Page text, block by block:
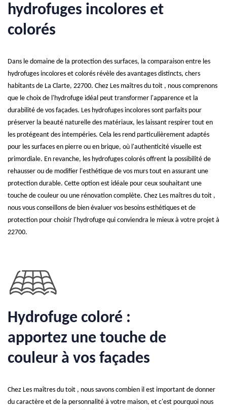
hydrofuges incolores et
colorés
Dans le domaine de la protection des surfaces, la comparaison entre les
hydrofuges incolores et colorés révèle des avantages distincts, chers
habitants de La Clarte, 22700. Chez Les maîtres du toit , nous comprenons
que le choix de l'hydrofuge idéal peut transformer l'apparence et la
durabilité de vos façades. Les hydrofuges incolores sont parfaits pour
préserver la beauté naturelle des matériaux, les laissant respirer tout en
les protégeant des intempéries. Cela les rend particulièrement adaptés
pour les surfaces en pierre ou en brique, où l'authenticité visuelle est
primordiale. En revanche, les hydrofuges colorés offrent la possibilité de
rehausser ou de modifier l'esthétique de vos murs tout en assurant une
protection durable. Cette option est idéale pour ceux souhaitant une
touche de couleur ou une rénovation complète. Chez Les maîtres du toit ,
nous vous conseillons de bien évaluer vos besoins esthétiques et de
protection pour choisir l'hydrofuge qui conviendra le mieux à votre projet à
22700.
Hydrofuge coloré :
apportez une touche de
couleur à vos façades
Chez Les maîtres du toit , nous savons combien il est important de donner
du caractère et de la personnalité à votre maison, et c'est pourquoi nous